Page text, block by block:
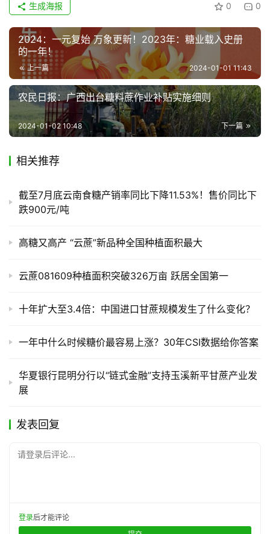
销
储
运
0 0
生成海报
2024：一元复始 万象更新！2023年：糖业载入史册
的一年！
上一篇 2024-01-01 11:43
农民日报：广西出台糖料蔗作业补贴实施细则
下一篇
2024-01-02 10:48
相关推荐
截至7月底云南食糖产销率同比下降11.53%！售价同比下
跌900元/吨
高糖又高产 “云蔗”新品种全国种植面积最大
云蔗081609种植面积突破326万亩 跃居全国第一
十年扩大至3.4倍：中国进口甘蔗规模发生了什么变化？
一年中什么时候糖价最容易上涨？30年CSI数据给你答案
华夏银行昆明分行以“链式金融”支持玉溪新平甘蔗产业发
展
发表回复
请登录后评论...
登录后才能评论